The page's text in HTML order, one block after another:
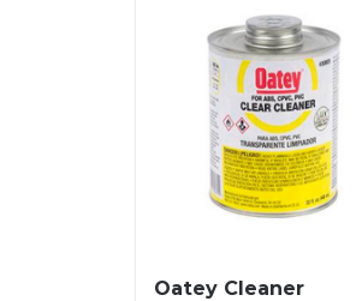
Oatey Cleaner